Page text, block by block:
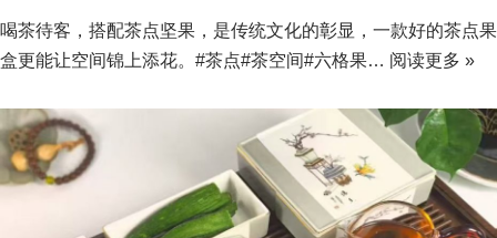
喝茶待客，搭配茶点坚果，是传统文化的彰显，一款好的茶点果
盒更能让空间锦上添花。#茶点#茶空间#六格果… 阅读更多 »